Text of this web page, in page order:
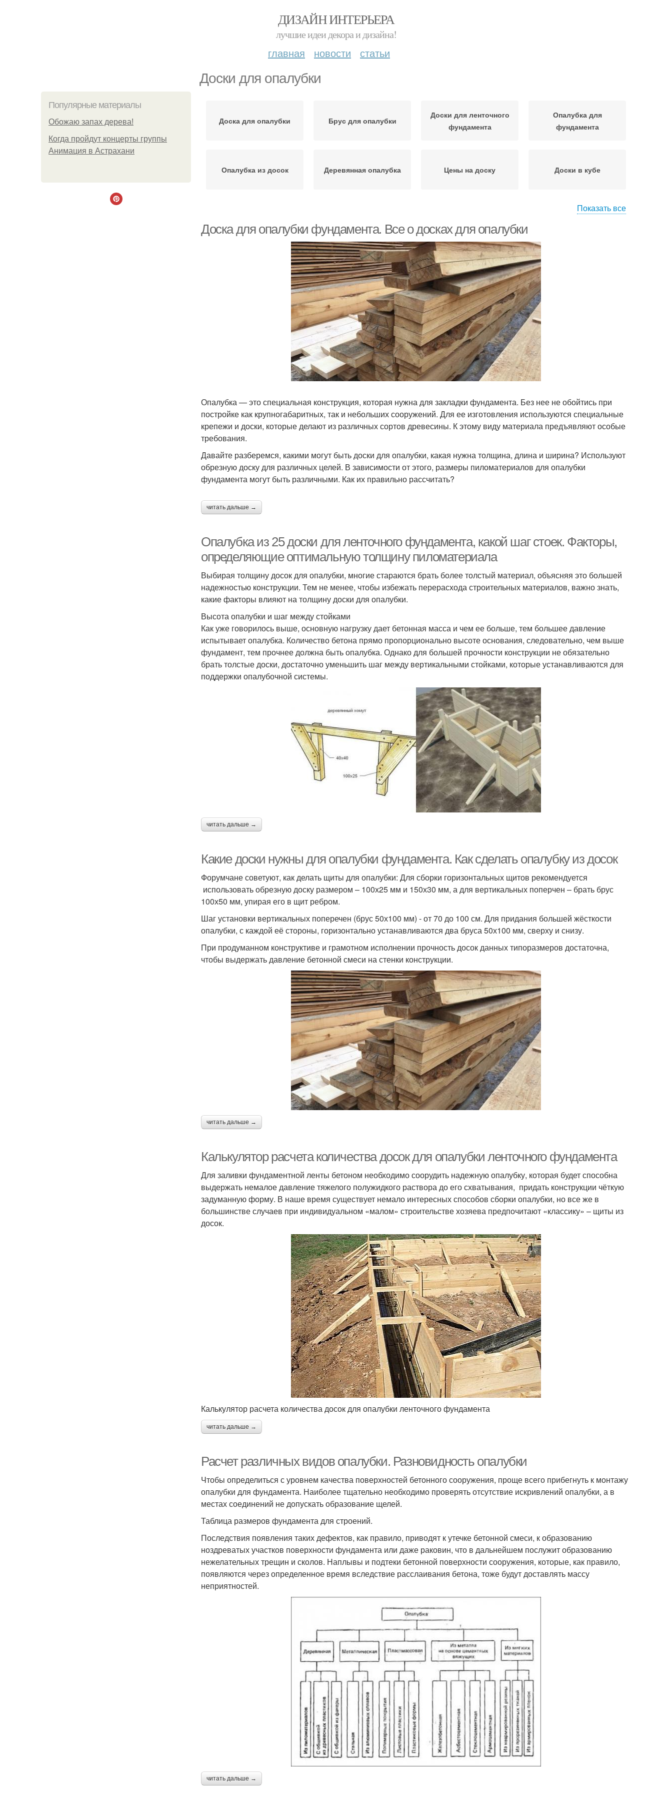
ДИЗАЙН ИНТЕРЬЕРА
лучшие идеи декора и дизайна!
главная новости статьи
Доски для опалубки
Популярные материалы
Обожaю зaпах деpева!
Когда пройдут концерты группы
Анимация в Астрахани
Доска для опалубки Брус для опалубки
Доски для ленточного
фундамента
Опалубка для
фундамента
Опалубка из досок Деревянная опалубка Цены на доску Доски в кубе
перекрытия
Показать все
Доска для опалубки фундамента. Все о досках для опалубки
Опалубка — это специальная конструкция, которая нужна для закладки фундамента. Без нее не обойтись при
постройке как крупногабаритных, так и небольших сооружений. Для ее изготовления используются специальные
крепежи и доски, которые делают из различных сортов древесины. К этому виду материала предъявляют особые
требования.
Давайте разберемся, какими могут быть доски для опалубки, какая нужна толщина, длина и ширина? Используют
обрезную доску для различных целей. В зависимости от этого, размеры пиломатериалов для опалубки
фундамента могут быть различными. Как их правильно рассчитать?
читать дальше →
Опалубка из 25 доски для ленточного фундамента, какой шаг стоек. Факторы,
определяющие оптимальную толщину пиломатериала
Выбирая толщину досок для опалубки, многие стараются брать более толстый материал, объясняя это большей
надежностью конструкции. Тем не менее, чтобы избежать перерасхода строительных материалов, важно знать,
какие факторы влияют на толщину доски для опалубки.
Высота опалубки и шаг между стойками
Как уже говорилось выше, основную нагрузку дает бетонная масса и чем ее больше, тем большее давление
испытывает опалубка. Количество бетона прямо пропорционально высоте основания, следовательно, чем выше
фундамент, тем прочнее должна быть опалубка. Однако для большей прочности конструкции не обязательно
брать толстые доски, достаточно уменьшить шаг между вертикальными стойками, которые устанавливаются для
поддержки опалубочной системы.
читать дальше →
Какие доски нужны для опалубки фундамента. Как сделать опалубку из досок
Форумчане советуют, как делать щиты для опалубки: Для сборки горизонтальных щитов рекомендуется
использовать обрезную доску размером – 100х25 мм и 150х30 мм, а для вертикальных поперчен – брать брус
100х50 мм, упирая его в щит ребром.
Шаг установки вертикальных поперечен (брус 50х100 мм) - от 70 до 100 см. Для придания большей жёсткости
опалубки, с каждой её стороны, горизонтально устанавливаются два бруса 50х100 мм, сверху и снизу.
При продуманном конструктиве и грамотном исполнении прочность досок данных типоразмеров достаточна,
чтобы выдержать давление бетонной смеси на стенки конструкции.
читать дальше →
Калькулятор расчета количества досок для опалубки ленточного фундамента
Для заливки фундаментной ленты бетоном необходимо соорудить надежную опалубку, которая будет способна
выдержать немалое давление тяжелого полужидкого раствора до его схватывания, придать конструкции чёткую
задуманную форму. В наше время существует немало интересных способов сборки опалубки, но все же в
большинстве случаев при индивидуальном «малом» строительстве хозяева предпочитают «классику» – щиты из
досок.
Калькулятор расчета количества досок для опалубки ленточного фундамента
читать дальше →
Расчет различных видов опалубки. Разновидность опалубки
Чтобы определиться с уровнем качества поверхностей бетонного сооружения, проще всего прибегнуть к монтажу
опалубки для фундамента. Наиболее тщательно необходимо проверять отсутствие искривлений опалубки, а в
местах соединений не допускать образование щелей.
Таблица размеров фундамента для строений.
Последствия появления таких дефектов, как правило, приводят к утечке бетонной смеси, к образованию
ноздреватых участков поверхности фундамента или даже раковин, что в дальнейшем послужит образованию
нежелательных трещин и сколов. Наплывы и подтеки бетонной поверхности сооружения, которые, как правило,
появляются через определенное время вследствие расслаивания бетона, тоже будут доставлять массу
неприятностей.
читать дальше →